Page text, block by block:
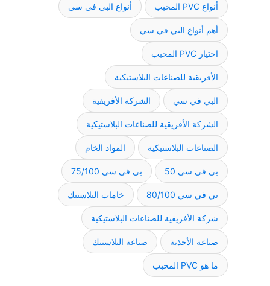
أنواع PVC المحبب أنواع البي في سي
أهم أنواع البي في سي
اختيار PVC المحبب
الأفريقية للصناعات البلاستيكية
البي في سي الشركة الأفريقية
الشركة الأفريقية للصناعات البلاستيكية
الصناعات البلاستيكية المواد الخام
بي في سي 50 بي في سي 75/100
بي في سي 80/100 خامات البلاستيك
شركة الأفريقية للصناعات البلاستيكية
صناعة الأحذية صناعة البلاستيك
ما هو PVC المحبب